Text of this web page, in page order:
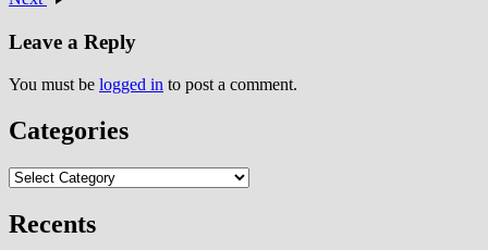
Leave a Reply
You must be logged in to post a comment.
Categories
Categories
Recents